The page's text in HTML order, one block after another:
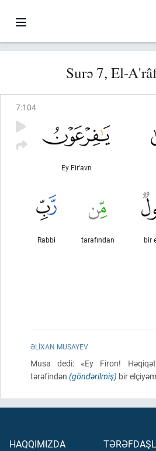
Surə 7, El-
7:104
Ey Fir'avn
bir
tarafından
Rabbi
ƏLIXAN MUSAYEV
Musa dedi: «Ey Firon!
tərəfindən (göndərilmiş) bir
HAQQIMIZDA